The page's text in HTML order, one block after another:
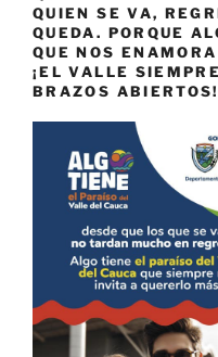
QUIEN SE VA,
QUEDA. PORQUE
QUE NOS
¡EL VALLE
BRAZOS